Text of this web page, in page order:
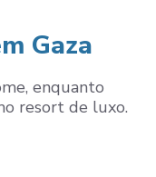
Gaza
enquanto
resort de luxo.